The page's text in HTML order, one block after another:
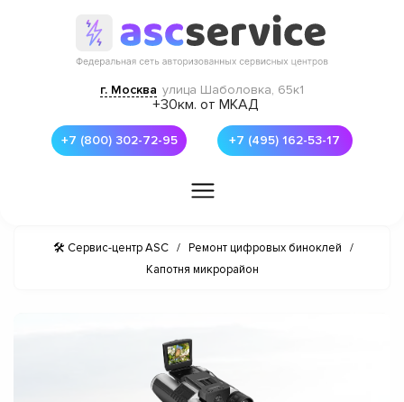
г. Москва улица Шаболовка, 65к1
+30км. от МКАД
+7 (800) 302-72-95 +7 (495) 162-53-17
🛠 Сервис-центр ASC / Ремонт цифровых биноклей
/
Капотня микрорайон